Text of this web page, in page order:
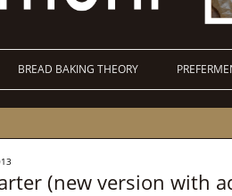
BREAD BAKING THEORY
(new version with